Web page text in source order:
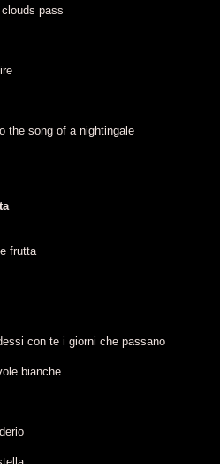
pass
the song of a nightingale
frutta
con te i giorni che passano
bianche